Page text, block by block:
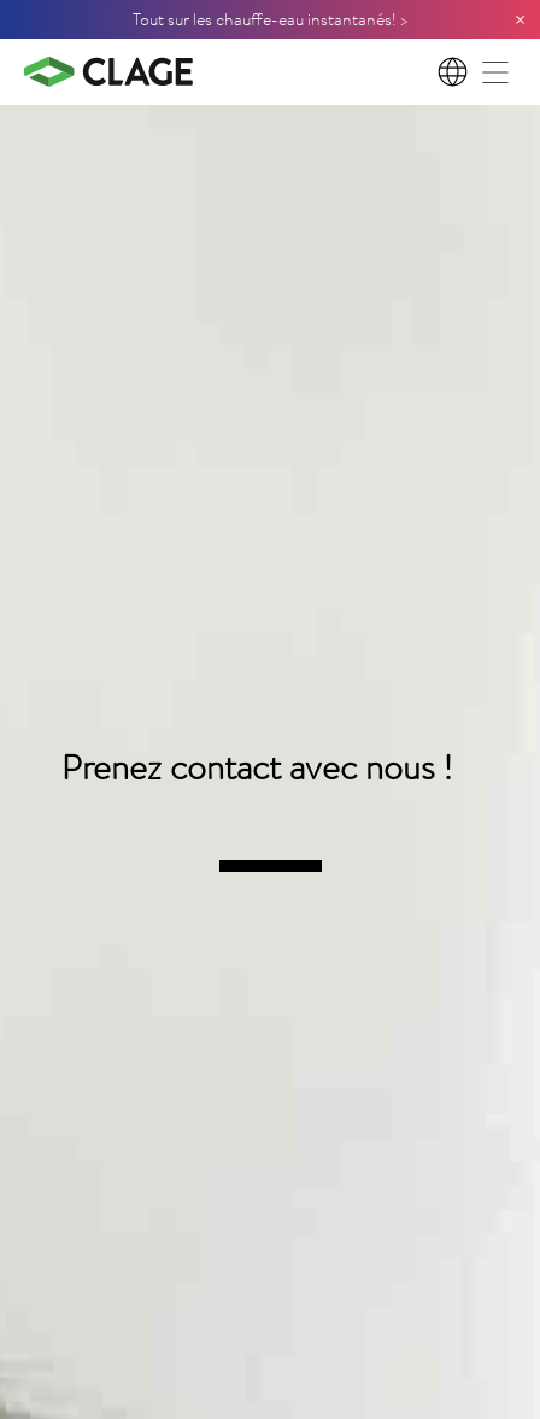
Tout sur les chauffe-eau instantanés! > ×
FR
Prenez contact avec nous !